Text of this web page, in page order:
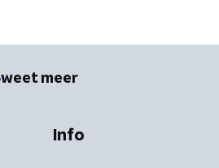
weet meer
Info